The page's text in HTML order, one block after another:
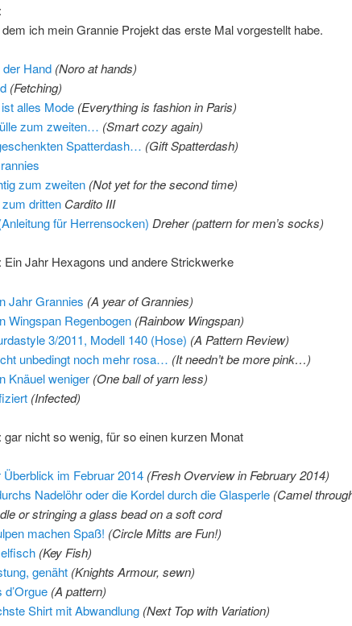
ich mein Grannie Projekt das erste Mal vorgestellt habe.
Hand (Noro at hands)
(Fetching)
alles Mode (Everything is fashion in Paris)
zum zweiten… (Smart cozy again)
Spatterdash… (Gift Spatterdash)
zum zweiten (Not yet for the second time)
dritten Cardito III
für Herrensocken) Dreher (pattern for men’s socks)
Ein Jahr Hexagons und andere Strickwerke
Jahr Grannies (A year of Grannies)
Wingspan Regenbogen (Rainbow Wingspan)
3/2011, Modell 140 (Hose) (A Pattern Review)
unbedingt noch mehr rosa… (It needn’t be more pink…)
Knäuel weniger (One ball of yarn less)
(Infected)
gar nicht so wenig, für so einen kurzen Monat
Überblick im Februar 2014 (Fresh Overview in February 2014)
Nadelöhr oder die Kordel durch die Glasperle (Camel
or stringing a glass bead on a soft cord
machen Spaß! (Circle Mitts are Fun!)
(Key Fish)
genäht (Knights Armour, sewn)
d’Orgue (A pattern)
Shirt mit Abwandlung (Next Top with Variation)